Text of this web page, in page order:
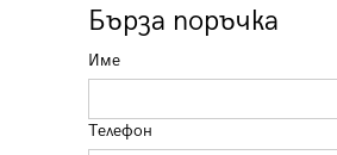
Бърза поръчка
Име
Телефон